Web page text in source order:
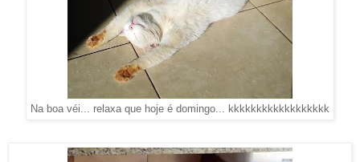
Na boa véi... relaxa que hoje é domingo... kkkkkkkkkkkkkkkkkk